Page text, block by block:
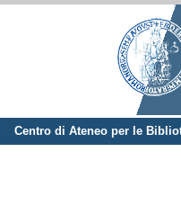
Centro di Ateneo per le